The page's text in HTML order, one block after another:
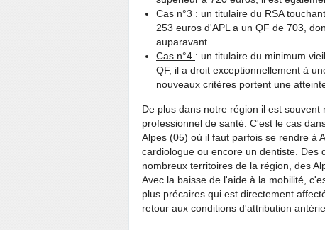
Cas n°3 : un titulaire du RSA
253 euros d'APL a un QF de 703,
auparavant.
Cas n°4 : un titulaire du minimum
QF, il a droit exceptionnellement à
nouveaux critères portent une
De plus dans notre région il est
professionnel de santé. C'est le cas
Alpes (05) où il faut parfois se rendre à
cardiologue ou encore un dentiste. Des
nombreux territoires de la région, des
Avec la baisse de l'aide à la mobilité,
plus précaires qui est directement
retour aux conditions d'attribution